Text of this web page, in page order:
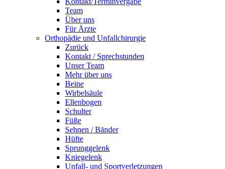
Team
Über uns
Für Ärzte
Orthopädie und Unfallchirurgie
Zurück
Kontakt / Sprechstunden
Unser Team
Mehr über uns
Beine
Wirbelsäule
Ellenbogen
Schulter
Füße
Sehnen / Bänder
Hüfte
Sprunggelenk
Kniegelenk
Unfall- und Sportverletzungen